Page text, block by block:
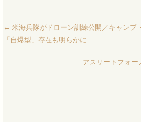
← 米海兵隊がドローン訓練公開／キャンプ
「自爆型」存在も明らかに
アスリートフォー